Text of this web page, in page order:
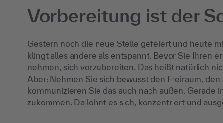
Vorbereitung ist der
Gestern noch die neue Stelle gefeiert und heute
klingt alles andere als entspannt. Bevor Sie Ihren
nehmen, sich vorzubereiten. Das heißt natürlich
Aber: Nehmen Sie sich bewusst den Freiraum,
kommunizieren Sie das auch nach außen. Gerade
zukommen. Da lohnt es sich, konzentriert und